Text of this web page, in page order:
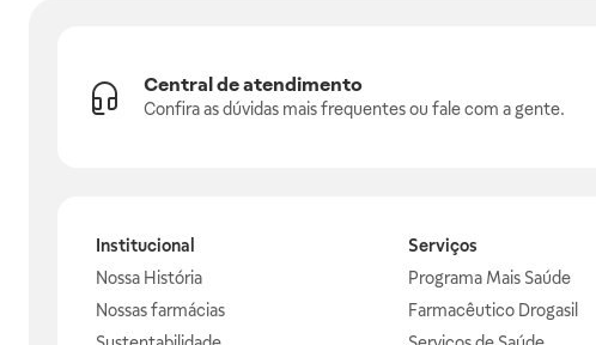
Central de atendimento
Confira as dúvidas mais frequentes ou fale com a gente.
Institucional
Nossa História
Nossas farmácias
Serviços
Programa Mais Saúde
Farmacêutico Drogasil